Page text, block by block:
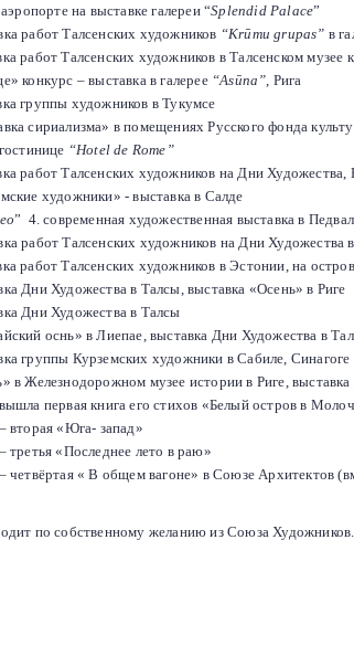
на выставке галереи“Splendid Palace”
работ Талсенских художников “Krūmu grupas” в
работ Талсенских художников в Талсенском музее
конкурс – выставка в галерее “Asūna”, Рига
группы художников в Тукумсе
сириализма» в помещениях Русского фонда
“Hotel de Rome”
работ Талсенских художников на Дни Художества,
художники» - выставка в Салде
” 4. современная художественная выставка в
работ Талсенских художников на Дни Художества
работ Талсенских художников в Эстонии, на
Дни Художества в Талсы, выставка «Осень» в Риге
Дни Художества в Талсы
оснь» в Лиепае, выставка Дни Художества в
группы Курземских художники в Сабиле, Синагоге
в Железнодорожном музее истории в Риге,
первая книга его стихов «Белый остров в
вторая «Юга- запад»
третья «Последнее лето в раю»
четвёртая « В общем вагоне» в Союзе Архитектов
по собственному желанию из Союза Художников.